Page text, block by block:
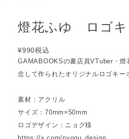
燈花ふゆ ロゴキ
¥990税込
GAMABOOKSの書店員VTuber・燈
念して作られたオリジナルロゴキー
素材：アクリル
サイズ：70mm×50mm
ロゴデザイン：ニョグ様